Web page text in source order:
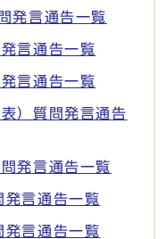
発言通告一覧
言通告一覧
言通告一覧
）質問発言通告
発言通告一覧
発言通告一覧
発言通告一覧